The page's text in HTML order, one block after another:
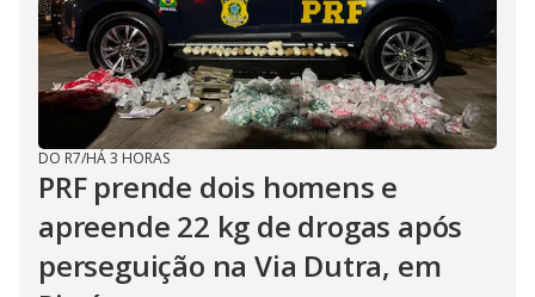
DO R7/HÁ 3 HORAS
PRF prende dois homens e
apreende 22 kg de drogas após
perseguição na Via Dutra, em